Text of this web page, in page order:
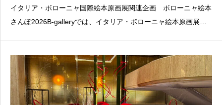
イタリア・ボローニャ国際絵本原画展関連企画 ボローニャ絵本
さんぽ2026B-galleryでは、イタリア・ボローニャ絵本原画展の
「今日もいい日だったな」を開催する運びとなり